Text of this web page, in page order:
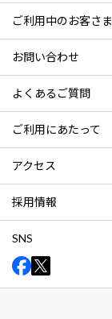
ご利用中のお客さ
お問い合わせ
よくあるご質問
ご利用にあたって
アクセス
採用情報
SNS